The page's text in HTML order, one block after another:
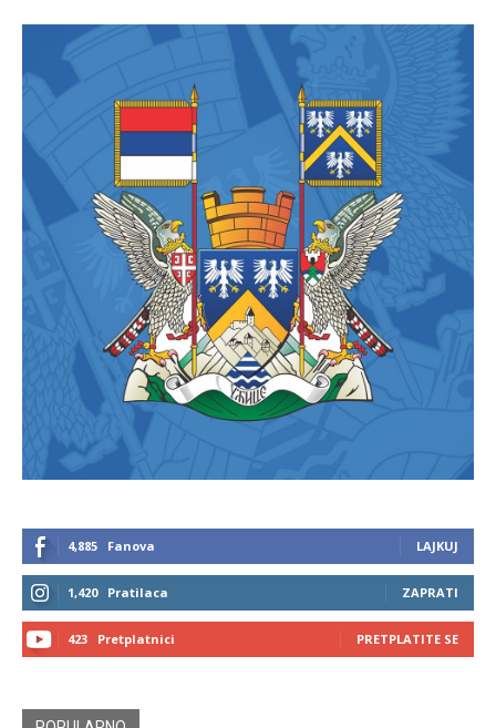
4,885 Fanova LAJKUJ
1,420 Pratilaca ZAPRATI
423 Pretplatnici PRETPLATITE SE